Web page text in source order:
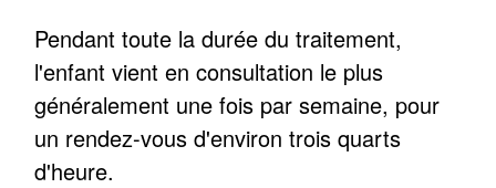
Pendant toute la durée du traitement,
l'enfant vient en consultation le plus
généralement une fois par semaine, pour
un rendez-vous d'environ trois quarts
d'heure.